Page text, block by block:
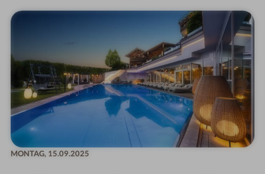
MONTAG, 15.09.2025